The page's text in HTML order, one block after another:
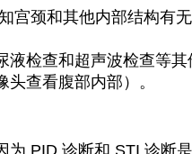
宫颈和其他内部结构有无
检查和超声波检查等其
查看腹部内部）。
PID 诊断和 STI 诊断